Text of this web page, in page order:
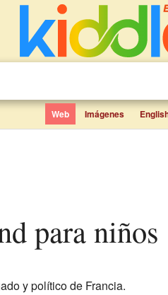
Web Imágenes
para niños
y político de Francia.